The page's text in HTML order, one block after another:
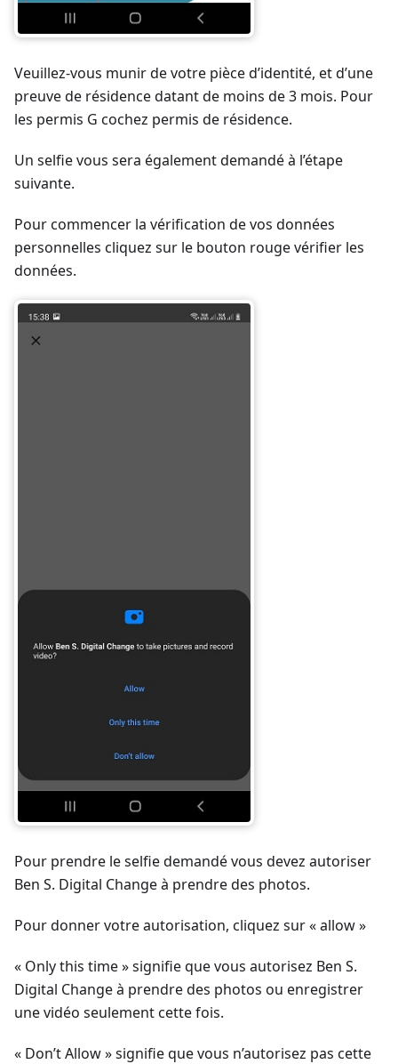
Veuillez-vous munir de votre pièce d’identité, et d’une
preuve de résidence datant de moins de 3 mois. Pour
les permis G cochez permis de résidence.
Un selfie vous sera également demandé à l’étape
suivante.
Pour commencer la vérification de vos données
personnelles cliquez sur le bouton rouge vérifier les
données.
Pour prendre le selfie demandé vous devez autoriser
Ben S. Digital Change à prendre des photos.
Pour donner votre autorisation, cliquez sur « allow »
« Only this time » signifie que vous autorisez Ben S.
Digital Change à prendre des photos ou enregistrer
une vidéo seulement cette fois.
« Don’t Allow » signifie que vous n’autorisez pas cette